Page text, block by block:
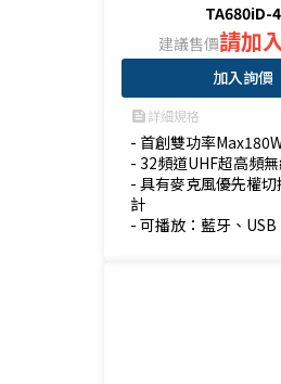
TA680iD-4
建議售價請加
加入詢價
feed詳細規格
- 首創雙功率
- 32頻道UHF超高頻
- 具有麥克風優先權
計
- 可播放：藍牙、USB